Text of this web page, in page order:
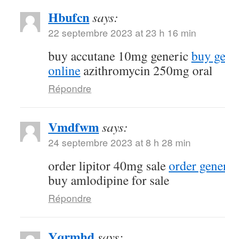
Hbufcnsays:
22 septembre 2023 at 23 h 16 min
buy accutane 10mg genericbuy
online azithromycin 250mg oral
Répondre
Vmdfwmsays:
24 septembre 2023 at 8 h 28 min
order lipitor 40mg saleorder
buy amlodipine for sale
Répondre